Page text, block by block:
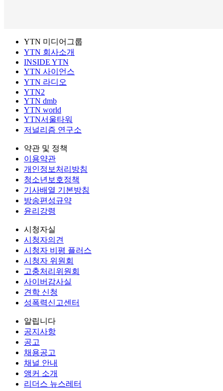
YTN 미디어그룹
YTN 회사소개
INSIDE YTN
YTN 사이언스
YTN 라디오
YTN2
YTN dmb
YTN world
YTN서울타워
저널리즘 연구소
약관 및 정책
이용약관
개인정보처리방침
청소년보호정책
기사배열 기본방침
방송편성규약
윤리강령
시청자실
시청자의견
시청자 비평 플러스
시청자 위원회
고충처리위원회
사이버감사실
견학 신청
성폭력신고센터
알립니다
공지사항
공고
채용공고
채널 안내
앵커 소개
리더스 뉴스레터